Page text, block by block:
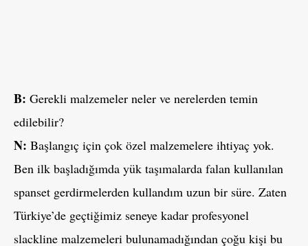
B: Gerekli malzemeler neler ve nerelerden temin
edilebilir?
N: Başlangıç için çok özel malzemelere ihtiyaç yok.
Ben ilk başladığımda yük taşımalarda falan kullanılan
spanset gerdirmelerden kullandım uzun bir süre. Zaten
Türkiye’de geçtiğimiz seneye kadar profesyonel
slackline malzemeleri bulunamadığından çoğu kişi bu